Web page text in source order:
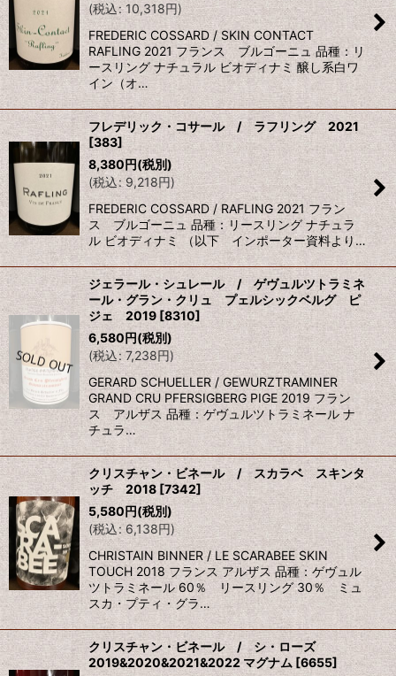
(税込: 10,318円)
FREDERIC COSSARD / SKIN CONTACT
RAFLING 2021 フランス ブルゴーニュ 品種：リ
ースリング ナチュラル ビオディナミ 醸し系白ワ
イン（オ…
フレデリック・コサール / ラフリング 2021
[383]
8,380円(税別)
(税込: 9,218円)
FREDERIC COSSARD / RAFLING 2021 フラン
ス ブルゴーニュ 品種：リースリング ナチュラ
ル ビオディナミ （以下 インポーター資料より…
ジェラール・シュレール / ゲヴュルツトラミネ
ール・グラン・クリュ プェルシックベルグ ピ
ジェ 2019 [8310]
6,580円(税別)
(税込: 7,238円)
GERARD SCHUELLER / GEWURZTRAMINER
GRAND CRU PFERSIGBERG PIGE 2019 フラン
ス アルザス 品種：ゲヴュルツトラミネール ナ
チュラ…
クリスチャン・ビネール / スカラベ スキンタ
ッチ 2018 [7342]
5,580円(税別)
(税込: 6,138円)
CHRISTAIN BINNER / LE SCARABEE SKIN
TOUCH 2018 フランス アルザス 品種：ゲヴュル
ツトラミネール 60％ リースリング 30％ ミュ
スカ・プティ・グラ…
クリスチャン・ビネール / シ・ローズ
2019&2020&2021&2022 マグナム[6655]